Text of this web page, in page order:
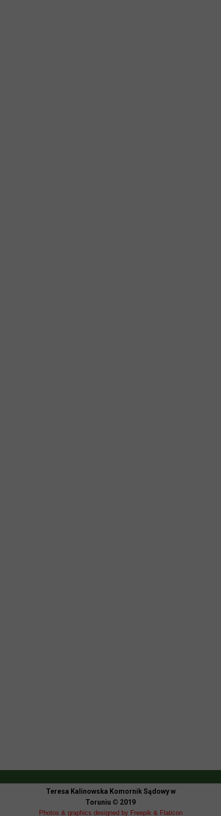
Teresa Kalinowska Komornik Sądowy w
Toruniu © 2019
Photos & graphics designed by Freepik & Flaticon